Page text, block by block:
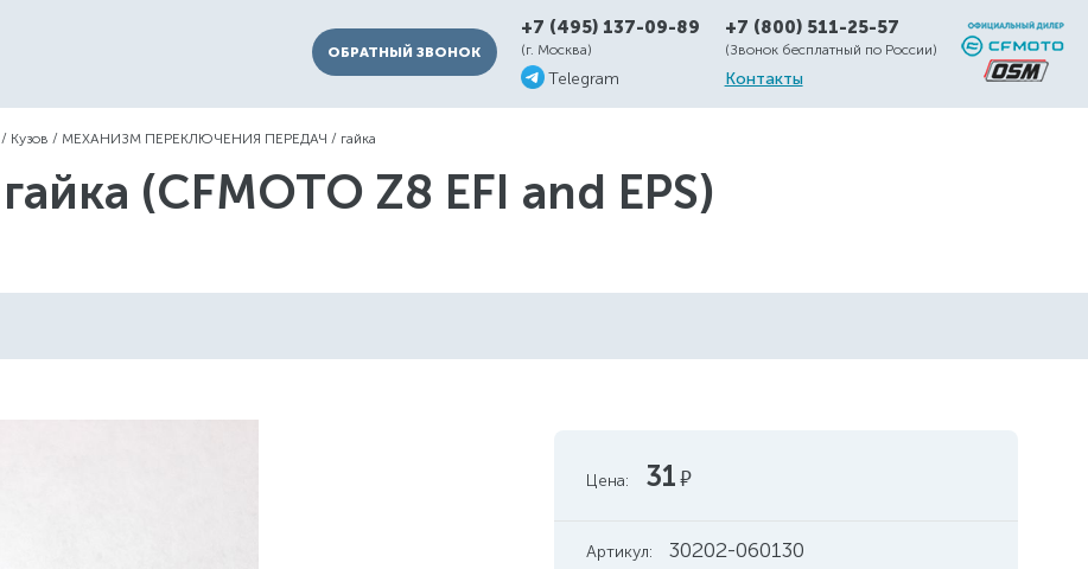
ОБРАТНЫЙ ЗВОНОК
+7 (495) 137-09-89
(г. Москва)
Telegram
+7 (800) 511-25-57
(Звонок бесплатный по России)
Контакты
/ Кузов / МЕХАНИЗМ ПЕРЕКЛЮЧЕНИЯ ПЕРЕДАЧ / гайка
гайка (CFMOTO Z8 EFI and EPS)
Цена: 31руб.
Артикул: 30202-060130